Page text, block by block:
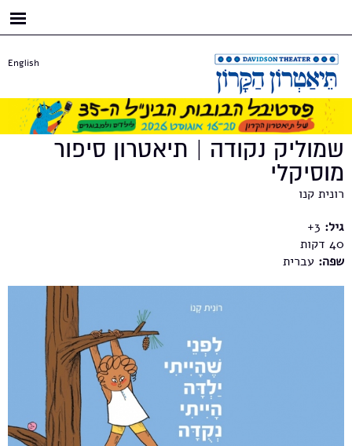
English
שמוליק נקודה | תיאטרון סיפור
מוסיקלי
רונית קנו
גיל: 3+
40
שפה: עברית